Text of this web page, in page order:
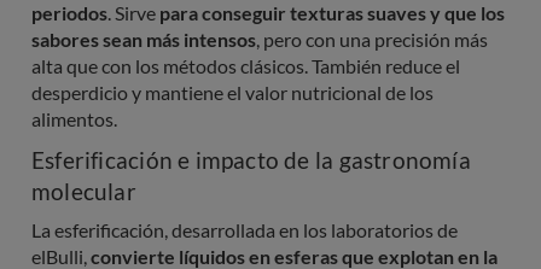
periodos. Sirve para conseguir texturas suaves y que los
sabores sean más intensos, pero con una precisión más
alta que con los métodos clásicos. También reduce el
desperdicio y mantiene el valor nutricional de los
alimentos.
Esferificación e impacto de la gastronomía
molecular
La esferificación, desarrollada en los laboratorios de
elBulli, convierte líquidos en esferas que explotan en la